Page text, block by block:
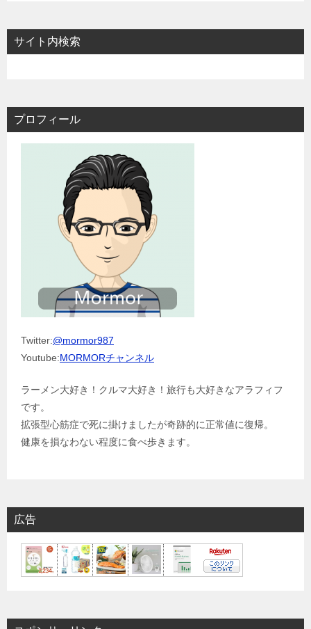
サイト内検索
プロフィール
Twitter:@mormor987
Youtube:MORMORチャンネル
ラーメン大好き！クルマ大好き！旅行も大好きなアラフィフ
です。
拡張型心筋症で死に掛けましたが奇跡的に正常値に復帰。
健康を損なわない程度に食べ歩きます。
広告